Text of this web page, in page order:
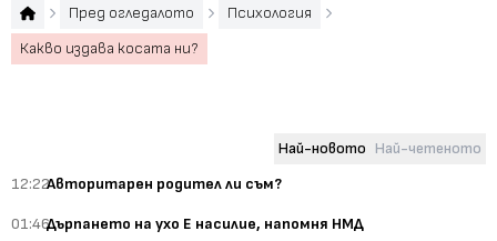
Пред огледалото
Психология
Какво издава косата ни?
Най-новото Най-четеното
12:22Авторитарен родител ли съм?
01:46Дърпането на ухо Е насилие, напомня НМД